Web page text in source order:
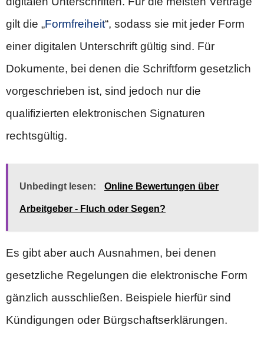
gilt die „Formfreiheit“, sodass sie mit jeder Form
einer digitalen Unterschrift gültig sind. Für
Dokumente, bei denen die Schriftform gesetzlich
vorgeschrieben ist, sind jedoch nur die
qualifizierten elektronischen Signaturen
rechtsgültig.
Unbedingt lesen: Online Bewertungen über
Arbeitgeber - Fluch oder Segen?
Es gibt aber auch Ausnahmen, bei denen
gesetzliche Regelungen die elektronische Form
gänzlich ausschließen. Beispiele hierfür sind
Kündigungen oder Bürgschaftserklärungen.